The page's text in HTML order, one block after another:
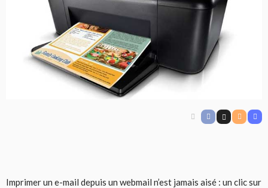
Imprimer un e-mail depuis un webmail n’est jamais aisé : un clic sur